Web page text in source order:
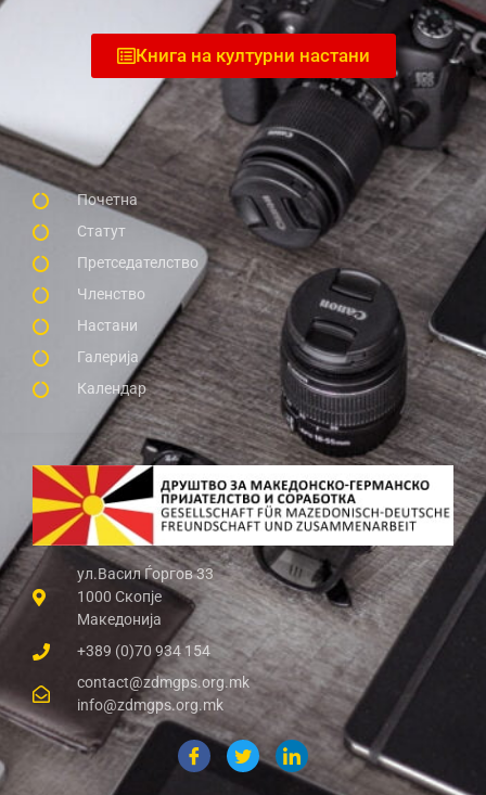
ул.Васил Ѓоргов 33
1000 Скопје
Македонија
+389 (0)70 934 154
contact@zdmgps.org.mk
info@zdmgps.org.mk
Почетна
Статут
Претседателство
Членство
Настани
Галерија
Календар
Книга на културни настани